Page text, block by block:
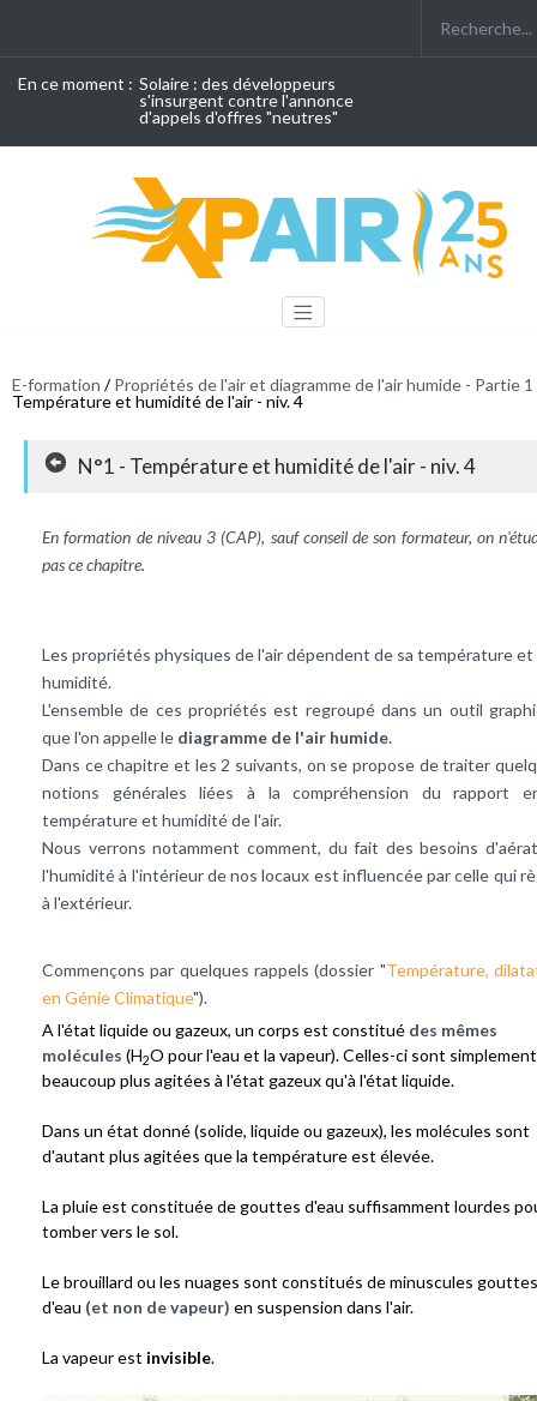
En ce moment : Solaire : des développeurs
s'insurgent contre l'annonce
d'appels d'offres "neutres"
E-formation /Propriétés de l'air et diagramme de l'air humide - Partie 1
Température et humidité de l'air - niv. 4
N°1 - Température et humidité de l'air - niv. 4
En formation de niveau 3 (CAP), sauf conseil de son formateur, on
pas ce chapitre.
Les propriétés physiques de l'air dépendent de sa température et
humidité.
L'ensemble de ces propriétés est regroupé dans un outil
que l'on appelle le diagramme de l'air humide.
Dans ce chapitre et les 2 suivants, on se propose de traiter
notions générales liées à la compréhension du rapport
température et humidité de l'air.
Nous verrons notamment comment, du fait des besoins
l'humidité à l'intérieur de nos locaux est influencée par celle qui
à l'extérieur.
Commençons par quelques rappels (dossier "Température,
en Génie Climatique").
A l'état liquide ou gazeux, un corps est constitué des mêmes
molécules (H2O pour l'eau et la vapeur). Celles-ci sont simplement
beaucoup plus agitées à l'état gazeux qu'à l'état liquide.
Dans un état donné (solide, liquide ou gazeux), les molécules sont
d'autant plus agitées que la température est élevée.
La pluie est constituée de gouttes d'eau suffisamment lourdes
tomber vers le sol.
Le brouillard ou les nuages sont constitués de minuscules gouttes
d'eau (et non de vapeur) en suspension dans l'air.
La vapeur est invisible.